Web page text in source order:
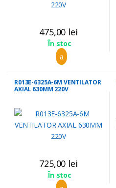
475,00 lei
În stoc
R013E-6325A-6M VENTILATOR
AXIAL 630MM 220V
725,00 lei
În stoc